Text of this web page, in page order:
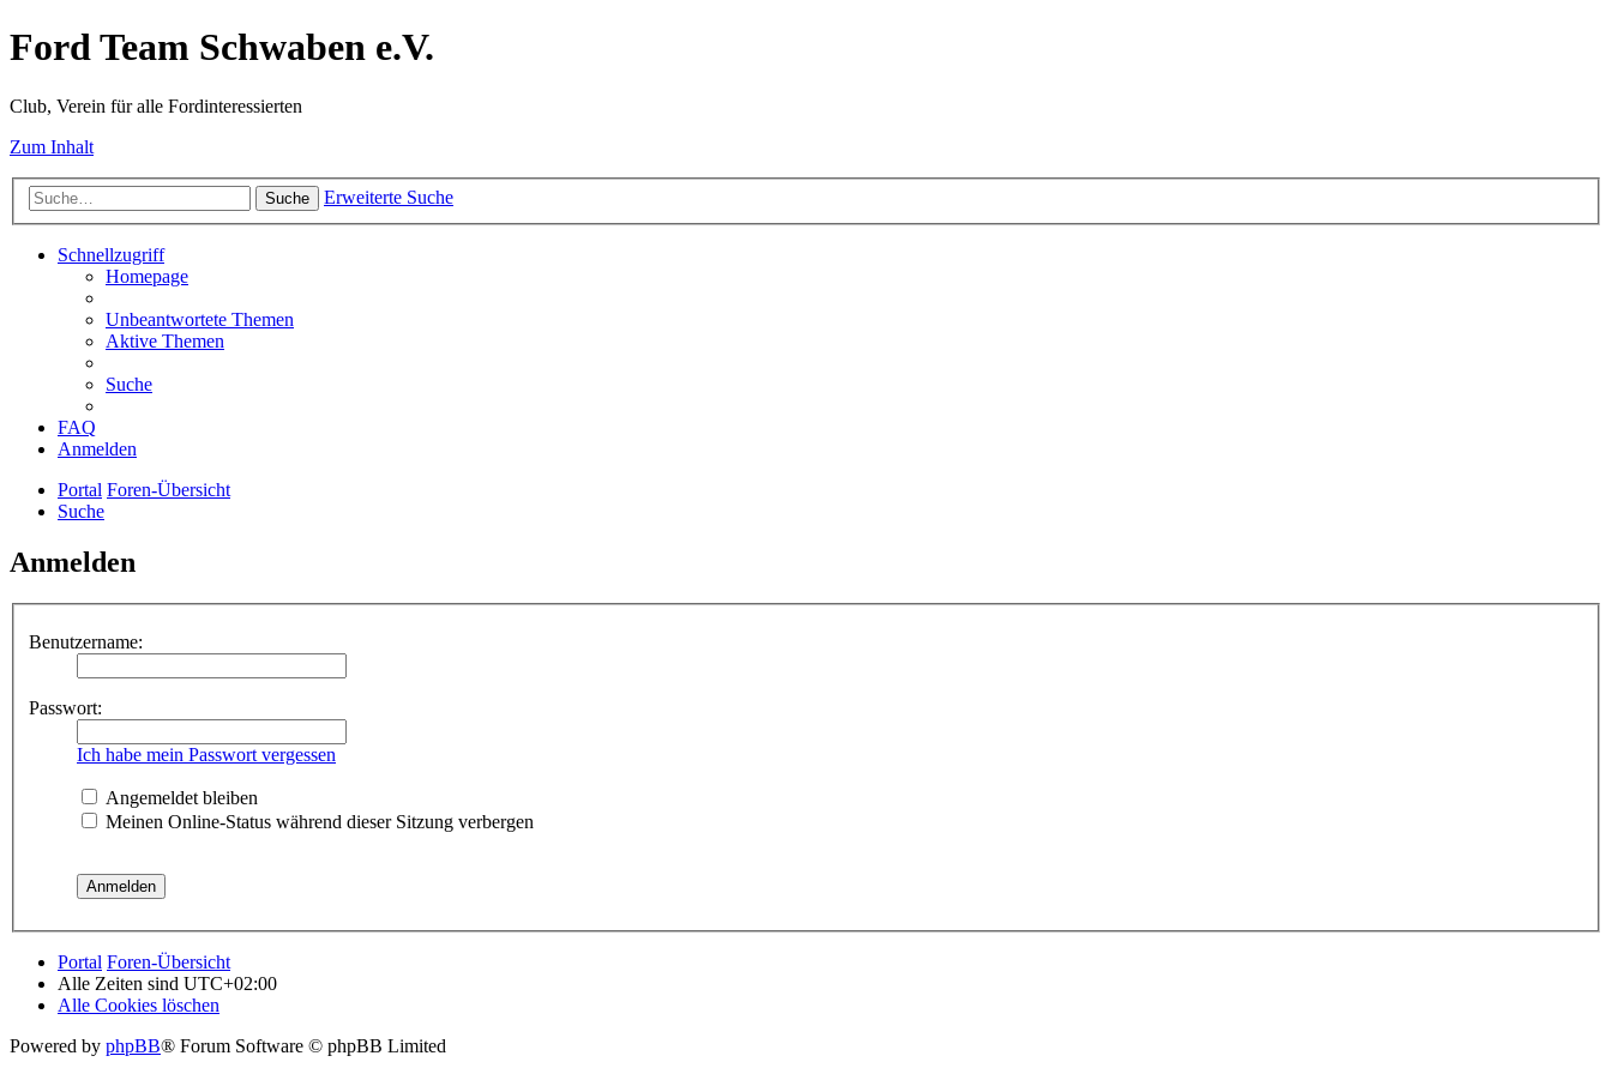
Ford Team Schwaben e.V.
Club, Verein für alle Fordinteressierten
Zum Inhalt
Suche Erweiterte Suche
Schnellzugriff
Homepage
Unbeantwortete Themen
Aktive Themen
Suche
FAQ
Anmelden
Portal Foren-Übersicht
Suche
Anmelden
Benutzername:
Passwort:
Ich habe mein Passwort vergessen
Angemeldet bleiben
Meinen Online-Status während dieser Sitzung verbergen
Portal Foren-Übersicht
Alle Zeiten sind UTC+02:00
Alle Cookies löschen
Powered by phpBB® Forum Software © phpBB Limited